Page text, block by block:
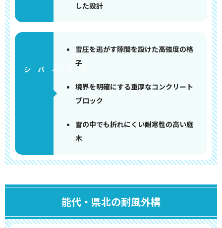
した設計
雪圧を逃がす隙間を設けた高強度の格
子
境界を明確にする重厚なコンクリート
ブロック
雪の中でも折れにくい耐寒性の高い庭
木
能代・県北の耐風外構